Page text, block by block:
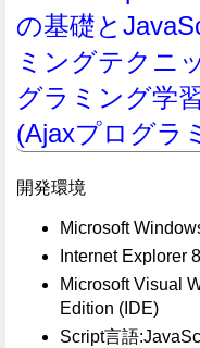
の基礎と
ミングテクニ
グラミング学
(Ajaxプログラ
開発環境
Microsoft
Internet Explorer
Microsoft Visual
Edition (IDE)
Script言語